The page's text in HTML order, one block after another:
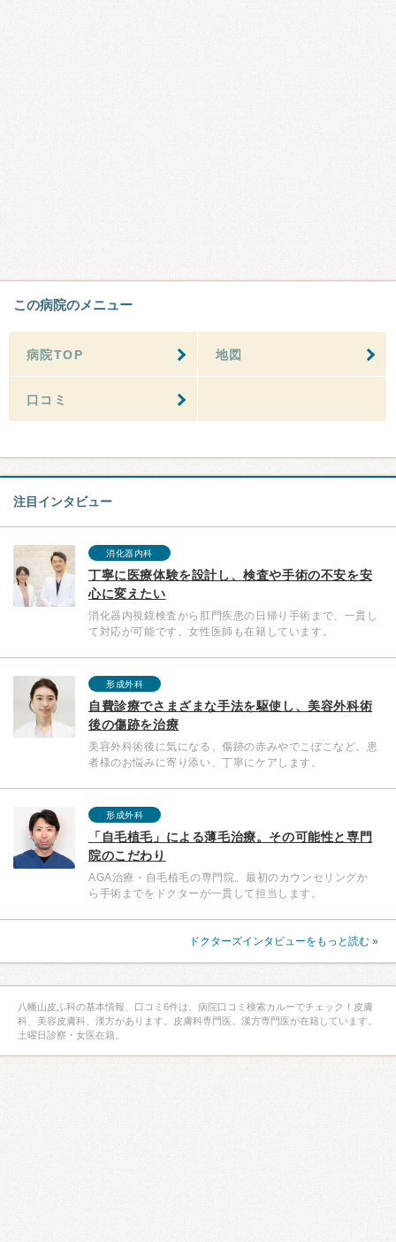
この病院のメニュー
病院TOP 地図
口コミ
注目インタビュー
消化器内科
丁寧に医療体験を設計し、検査や手術の不安を安
心に変えたい
消化器内視鏡検査から肛門疾患の日帰り手術まで、一貫し
て対応が可能です。女性医師も在籍しています。
形成外科
自費診療でさまざまな手法を駆使し、美容外科術
後の傷跡を治療
美容外科術後に気になる、傷跡の赤みやでこぼこなど。患
者様のお悩みに寄り添い、丁寧にケアします。
形成外科
「自毛植毛」による薄毛治療。その可能性と専門
院のこだわり
AGA治療・自毛植毛の専門院。最初のカウンセリングか
ら手術までをドクターが一貫して担当します。
ドクターズインタビューをもっと読む »
八幡山皮ふ科の基本情報、口コミ6件は、病院口コミ検索カルーでチェック！皮膚
科、美容皮膚科、漢方があります。皮膚科専門医、漢方専門医が在籍しています。
土曜日診察・女医在籍。